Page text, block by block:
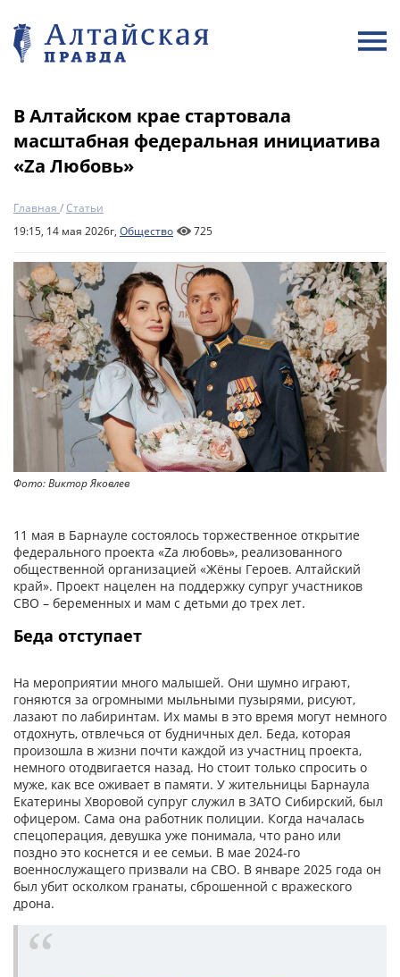
В Алтайском крае стартовала
масштабная федеральная инициатива
«Zа Любовь»
Главная /Статьи
19:15, 14 мая 2026г, Общество 725
Фото: Виктор Яковлев
11 мая в Барнауле состоялось торжественное открытие
федерального проекта «Zа любовь», реализованного
общественной организацией «Жёны Героев. Алтайский
край». Проект нацелен на поддержку супруг участников
СВО – беременных и мам с детьми до трех лет.
Беда отступает
На мероприятии много малышей. Они шумно играют,
гоняются за огромными мыльными пузырями, рисуют,
лазают по лабиринтам. Их мамы в это время могут немного
отдохнуть, отвлечься от будничных дел. Беда, которая
произошла в жизни почти каждой из участниц проекта,
немного отодвигается назад. Но стоит только спросить о
муже, как все оживает в памяти. У жительницы Барнаула
Екатерины Хворовой супруг служил в ЗАТО Сибирский, был
офицером. Сама она работник полиции. Когда началась
спецоперация, девушка уже понимала, что рано или
поздно это коснется и ее семьи. В мае 2024-го
военнослужащего призвали на СВО. В январе 2025 года он
был убит осколком гранаты, сброшенной с вражеского
дрона.